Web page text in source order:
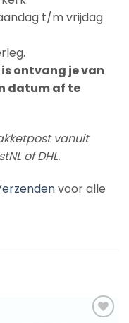
t/m vrijdag
ontvang je van
datum af te
vanuit
of DHL.
voor alle